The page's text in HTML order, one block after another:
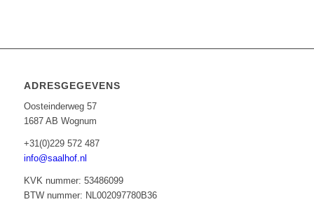
ADRESGEGEVENS
Oosteinderweg 57
1687 AB Wognum
+31(0)229 572 487
info@saalhof.nl
KVK nummer: 53486099
BTW nummer: NL002097780B36